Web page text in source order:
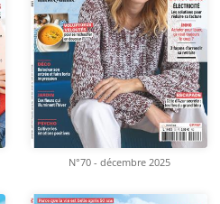
N°70 - décembre 2025